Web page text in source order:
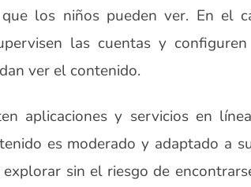
los niños pueden ver. En el
las cuentas y
ver el contenido.
aplicaciones y servicios en
es moderado y adaptado a
sin el riesgo de